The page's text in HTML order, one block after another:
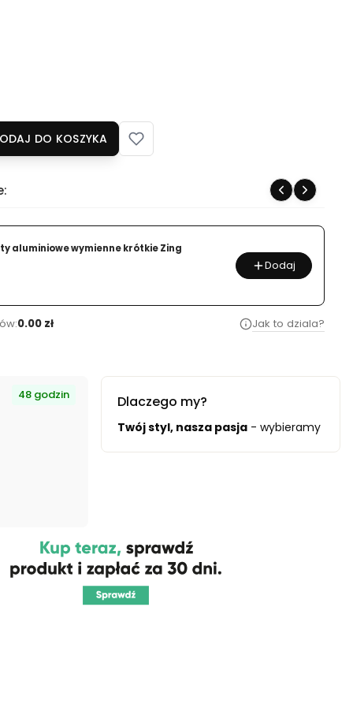
DO KOSZYKA
aluminiowe wymienne krótkie Zing
Dodaj
0.00 zł Jak to dziala?
48 godzin Dlaczego my?
Twój styl, nasza pasja - wybieramy tylko